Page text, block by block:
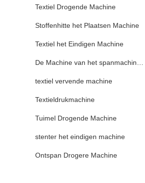
Textiel Drogende Machine
Stoffenhitte het Plaatsen Machine
Textiel het Eindigen Machine
De Machine van het
textiel vervende machine
Textieldrukmachine
Tuimel Drogende Machine
stenter het eindigen machine
Ontspan Drogere Machine